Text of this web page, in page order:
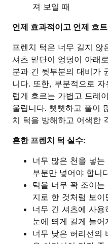
져 보일 때
언제 효과적이고 언제 흐
프렌치 턱은 너무 길지 않
셔츠 밑단이 엉덩이 아래
분과 긴 뒷부분의 대비가
니다. 또한, 부분적으로
럽게 흐르는 가볍고 드레
울립니다. 뻣뻣하고 풀이
치 턱을 방해하고 어색한
흔한 프렌치 턱 실수:
너무 많은 천을 넣
부분만 넣어야 합니
턱을 너무 꽉 조이
지로 한 것처럼 보이
너무 긴 셔츠에 사
눈에 띄게 길게 늘어
너무 낮은 허리선의